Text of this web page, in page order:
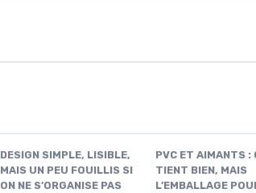
DESIGN SIMPLE, LISIBLE,
MAIS UN PEU FOUILLIS SI
ON NE S’ORGANISE PAS
PVC ET AIMANTS :
TIENT BIEN, MAIS
L’EMBALLAGE